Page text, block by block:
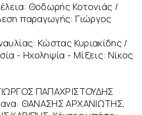
Θοδωρής Κοτονιάς /
παραγωγής: Γιώργος
Κώστας Κυριακίδης /
- Ηχοληψία - Μίξεις: Νίκος
ΠΑΠΑΧΡΙΣΤΟΥΔΗΣ
ΘΑΝΑΣΗΣ ΑΡΧΑΝΙΩΤΗΣ,